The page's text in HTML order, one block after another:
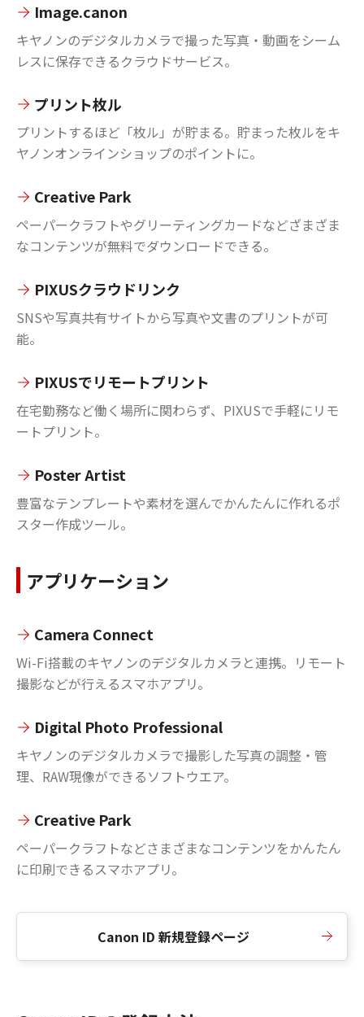
Image.canon
キヤノンのデジタルカメラで撮った写真・動画をシーム
レスに保存できるクラウドサービス。
プリント枚ル
プリントするほど「枚ル」が貯まる。貯まった枚ルをキ
ヤノンオンラインショップのポイントに。
Creative Park
ペーパークラフトやグリーティングカードなどざまざま
なコンテンツが無料でダウンロードできる。
PIXUSクラウドリンク
SNSや写真共有サイトから写真や文書のプリントが可
能。
PIXUSでリモートプリント
在宅勤務など働く場所に関わらず、PIXUSで手軽にリモ
ートプリント。
Poster Artist
豊富なテンプレートや素材を選んでかんたんに作れるポ
スター作成ツール。
アプリケーション
Camera Connect
Wi-Fi搭載のキヤノンのデジタルカメラと連携。リモート
撮影などが行えるスマホアプリ。
Digital Photo Professional
キヤノンのデジタルカメラで撮影した写真の調整・管
理、RAW現像ができるソフトウエア。
Creative Park
ペーパークラフトなどさまざまなコンテンツをかんたん
に印刷できるスマホアプリ。
Canon ID 新規登録ページ